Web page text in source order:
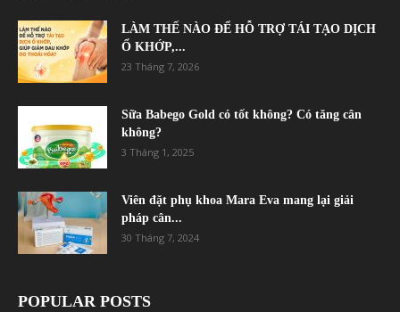
LÀM THẾ NÀO ĐỂ HỖ TRỢ TÁI TẠO DỊCH
Ổ KHỚP,...
23 Tháng 7, 2026
Sữa Babego Gold có tốt không? Có tăng cân
không?
3 Tháng 1, 2025
Viên đặt phụ khoa Mara Eva mang lại giải
pháp cân...
30 Tháng 7, 2024
POPULAR POSTS